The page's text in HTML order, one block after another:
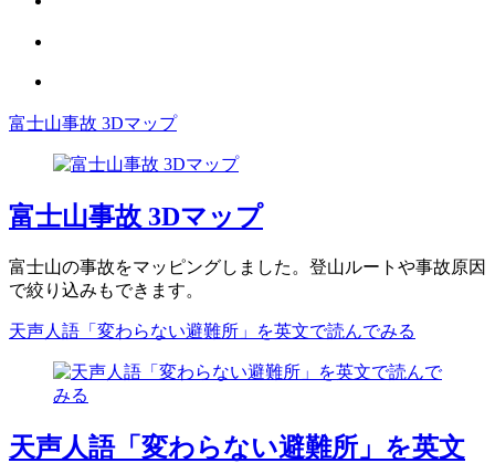
富士山事故 3Dマップ
富士山事故 3Dマップ
富士山の事故をマッピングしました。登山ルートや事故原因
で絞り込みもできます。
天声人語「変わらない避難所」を英文で読んでみる
天声人語「変わらない避難所」を英文